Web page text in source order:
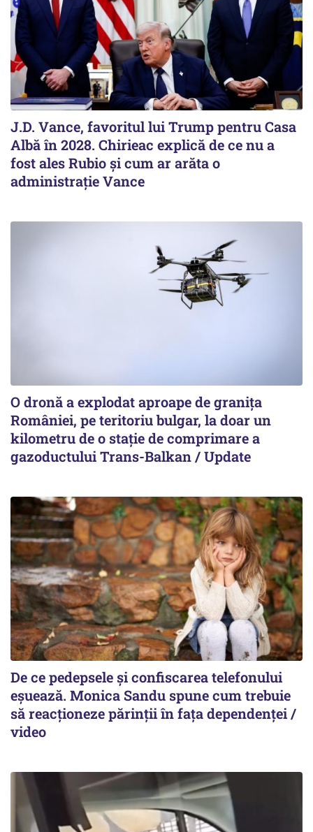
J.D. Vance, favoritul lui Trump pentru Casa
Albă în 2028. Chirieac explică de ce nu a
fost ales Rubio și cum ar arăta o
administrație Vance
O dronă a explodat aproape de granița
României, pe teritoriu bulgar, la doar un
kilometru de o stație de comprimare a
gazoductului Trans-Balkan / Update
De ce pedepsele și confiscarea telefonului
eșuează. Monica Sandu spune cum trebuie
să reacționeze părinții în fața dependenței /
video